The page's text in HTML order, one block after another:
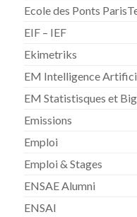
Ecole des Ponts
EIF – IEF
Ekimetriks
EM Intelligence
EM Statistisques et
Emissions
Emploi
Emploi & Stages
ENSAE Alumni
ENSAI